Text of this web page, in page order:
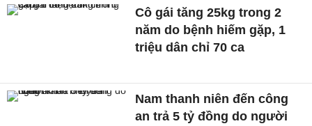
Cô gái tăng 25kg trong 2
năm do bệnh hiếm gặp, 1
triệu dân chỉ 70 ca
Nam thanh niên đến công
an trả 5 tỷ đồng do người